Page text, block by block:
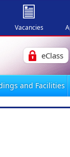
eClass
Vacancies
and Facilities